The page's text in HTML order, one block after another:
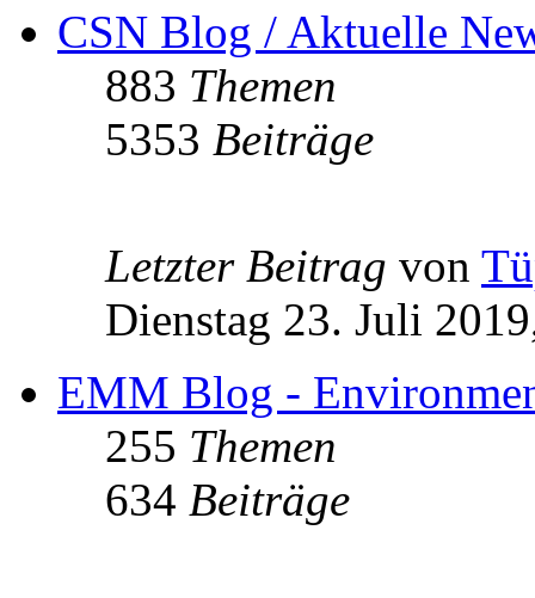
CSN Blog / Aktuelle
883 Themen
5353 Beiträge
Letzter Beitrag von
Dienstag 23. Juli
EMM Blog -
255 Themen
634 Beiträge